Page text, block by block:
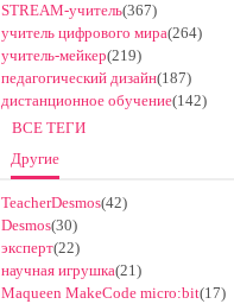
STREAM-учитель(367)
учитель цифрового мира(264)
учитель-мейкер(219)
педагогический дизайн(187)
дистанционное обучение(142)
ВСЕ ТЕГИ
Другие
TeacherDesmos(42)
Desmos(30)
эксперт(22)
научная игрушка(21)
Maqueen MakeCode micro:bit(17)